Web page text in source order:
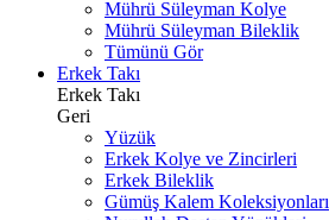
Mührü Süleyman Kolye
Mührü Süleyman Bileklik
Tümünü Gör
Erkek Takı
Erkek Takı
Geri
Yüzük
Erkek Kolye ve Zincirleri
Erkek Bileklik
Gümüş Kalem Koleksiyonları